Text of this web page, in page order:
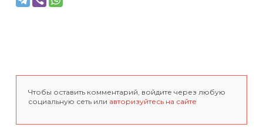
Чтобы оставить комментарий, войдите через любую
социальную сеть или авторизуйтесь на сайте